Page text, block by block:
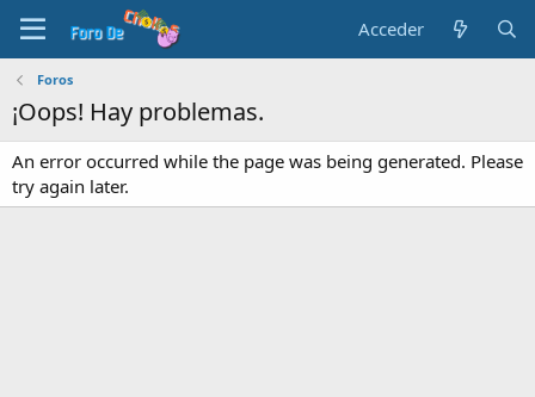
Acceder
Foros
¡Oops! Hay problemas.
An error occurred while the page was being generated. Please
try again later.